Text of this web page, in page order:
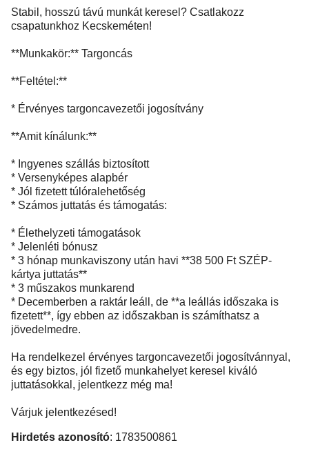
Stabil, hosszú távú munkát keresel? Csatlakozz
csapatunkhoz Kecskeméten!
**Munkakör:** Targoncás
**Feltétel:**
* Érvényes targoncavezetői jogosítvány
**Amit kínálunk:**
* Ingyenes szállás biztosított
* Versenyképes alapbér
* Jól fizetett túlóralehetőség
* Számos juttatás és támogatás:
* Élethelyzeti támogatások
* Jelenléti bónusz
* 3 hónap munkaviszony után havi **38 500 Ft SZÉP-
kártya juttatás**
* 3 műszakos munkarend
* Decemberben a raktár leáll, de **a leállás időszaka is
fizetett**, így ebben az időszakban is számíthatsz a
jövedelmedre.
Ha rendelkezel érvényes targoncavezetői jogosítvánnyal,
és egy biztos, jól fizető munkahelyet keresel kiváló
juttatásokkal, jelentkezz még ma!
Várjuk jelentkezésed!
Hirdetés azonosító: 1783500861